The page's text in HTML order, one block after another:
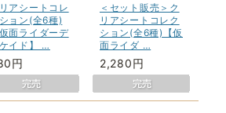
アシートコレ
ョン(全6種)
仮面ライダーデ
イド】 …
円
＜セット販売＞ク
リアシートコレク
ション(全6種)【仮
面ライダ …
2,280円